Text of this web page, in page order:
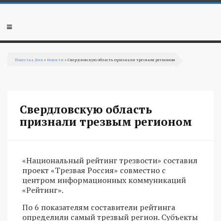
Перейти к основному содержанию
Мобильное
Повестка Дня »Новости » Свердловскую область признали трезвым регионом
Свердловскую область
признали трезвым регионом
«Национальный рейтинг трезвости» составил
проект «Трезвая Россия» совместно с
центром информационных коммуникаций
«Рейтинг».
По 6 показателям составители рейтинга
определили самый трезвый регион. Субъекты